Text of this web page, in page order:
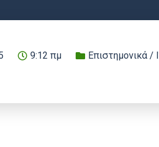
9:12 πμ Επιστημονικά /